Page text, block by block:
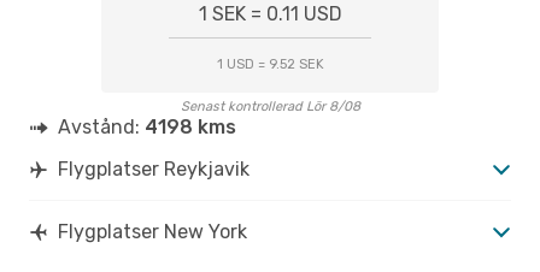
1 SEK = 0.11 USD
1 USD = 9.52 SEK
Senast kontrollerad Lör 8/08
Avstånd: 4198 kms
Flygplatser Reykjavik
Flygplatser New York